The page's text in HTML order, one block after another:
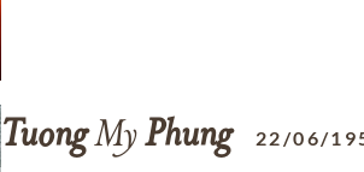
TuongMyPhung 22/06/